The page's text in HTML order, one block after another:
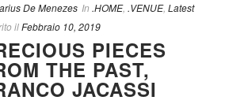
De Menezes In .HOME, .VENUE, Latest
ilFebbraio 10, 2019
PIECES
THE PAST,
JACASSI